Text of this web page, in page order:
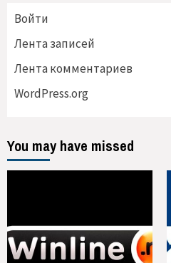
Войти
Лента записей
Лента комментариев
WordPress.org
You may have missed